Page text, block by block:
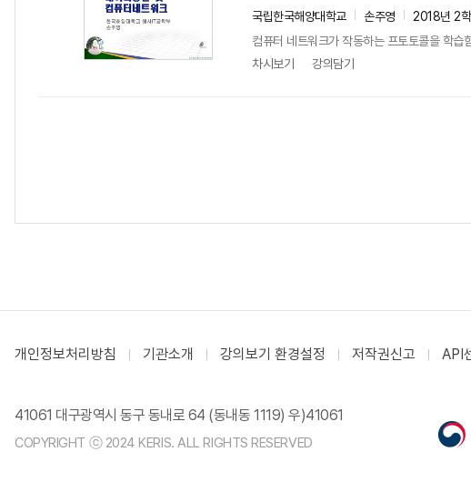
국립한국해양대학교 손주영
2018년 2학
컴퓨터 네트워크가 작동하는 프토토콜을 학습
차시보기
강의담기
개인정보처리방침 기관소개 강의보기 환경설정 저작권신고 API
41061 대구광역시 동구 동내로 64 (동내동 1119) 우)41061
COPYRIGHT ⓒ 2024 KERIS. ALL RIGHTS RESERVED